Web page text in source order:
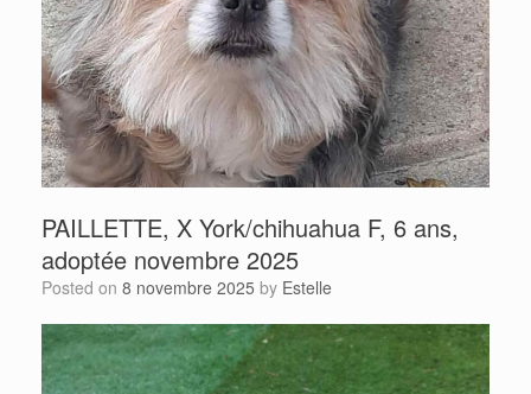
PAILLETTE, X York/chihuahua F, 6 ans,
adoptée novembre 2025
Posted on 8 novembre 2025 by Estelle